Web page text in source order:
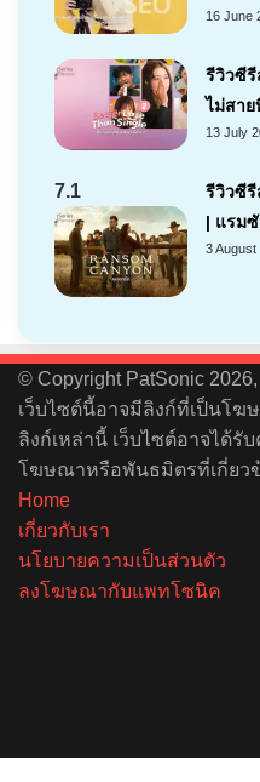
16 June
รีวิวซี
ไม่สา
13 July
7.1
รีวิวซี
| แรม
3 August
© Copyright PatSonic
เว็บไซต์นี้อาจมีลิงก์ที่เป็นโ
ลิงก์เหล่านี้ เว็บไซต์อาจได้รั
โฆษณาหรือพันธมิตรที่เกี่ยว
Home
เกี่ยวกับเรา
นโยบายความเป็นส่วนตัว
ลงโฆษณากับแพทโซนิค